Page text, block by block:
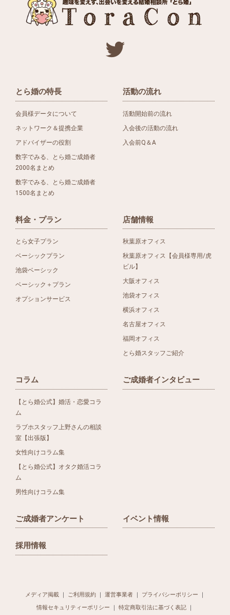
とら婚の特長
会員様データについて
ネットワーク＆提携企業
アドバイザーの役割
数字でみる、とら婚ご成婚者
2000名まとめ
数字でみる、とら婚ご成婚者
1500名まとめ
活動の流れ
活動開始前の流れ
入会後の活動の流れ
入会前Q＆A
料金・プラン
とら女子プラン
ベーシックプラン
池袋ベーシック
ベーシック＋プラン
オプションサービス
店舗情報
秋葉原オフィス
秋葉原オフィス【会員様専用/虎
ビル】
大阪オフィス
池袋オフィス
横浜オフィス
名古屋オフィス
福岡オフィス
とら婚スタッフご紹介
コラム
【とら婚公式】婚活・恋愛コラ
ム
ラブホスタッフ上野さんの相談
室【出張版】
女性向けコラム集
【とら婚公式】オタク婚活コラ
ム
男性向けコラム集
ご成婚者インタビュー
ご成婚者アンケート イベント情報
採用情報
メディア掲載 ご利用規約 運営事業者
プライバシーポリシー
情報セキュリティーポリシー
特定商取引法に基づく表記